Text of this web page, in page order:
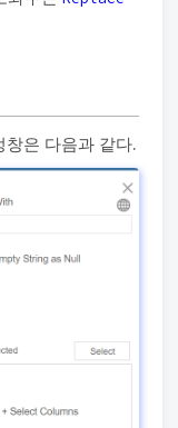
창은 다음과 같다.